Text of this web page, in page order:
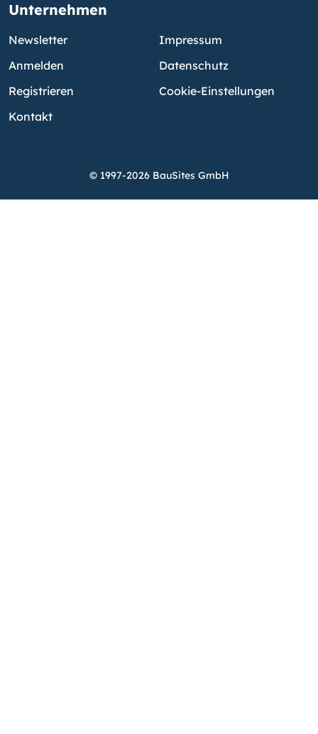
Unternehmen
Newsletter
Anmelden
Registrieren
Kontakt
Impressum
Datenschutz
Cookie-Einstellungen
© 1997-2026 BauSites GmbH